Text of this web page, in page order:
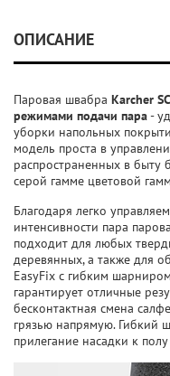
ОПИСАНИЕ
Паровая швабра Karcher
режимами подачи пара-
уборки напольных
модель проста в
распространенных в быту
серой гамме цветовой
Благодаря легко
интенсивности пара
подходит для любых
деревянных, а также для
EasyFix с гибким
гарантирует отличные
бесконтактная смена
грязью напрямую. Гибкий
прилегание насадки к